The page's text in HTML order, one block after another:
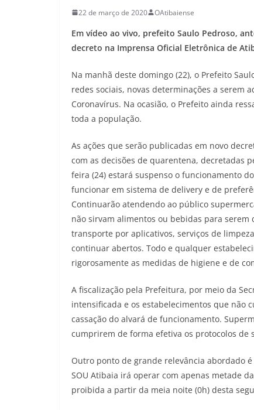
22 de março de 2020 OAtibaiense
Em vídeo ao vivo, prefeito Saulo Pedroso,
decreto na Imprensa Oficial Eletrônica de
Na manhã deste domingo (22), o Prefeito
redes sociais, novas determinações a serem
Coronavírus. Na ocasião, o Prefeito ainda
toda a população.
As ações que serão publicadas em novo
com as decisões de quarentena, decretadas
feira (24) estará suspenso o funcionamento
funcionar em sistema de delivery e de
Continuarão atendendo ao público
não sirvam alimentos ou bebidas para
transporte por aplicativos, serviços de
continuar abertos. Todo e qualquer
rigorosamente as medidas de higiene e de
A fiscalização pela Prefeitura, por meio da
intensificada e os estabelecimentos que não
cassação do alvará de funcionamento.
cumprirem de forma efetiva os protocolos de
Outro ponto de grande relevância abordado
SOU Atibaia irá operar com apenas metade
proibida a partir da meia noite (0h) desta